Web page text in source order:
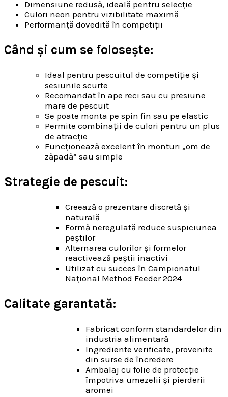
Dimensiune redusă, ideală pentru selecție
Culori neon pentru vizibilitate maximă
Performanță dovedită în competiții
Când și cum se folosește:
Ideal pentru pescuitul de competiție și
sesiunile scurte
Recomandat în ape reci sau cu presiune
mare de pescuit
Se poate monta pe spin fin sau pe elastic
Permite combinații de culori pentru un plus
de atracție
Funcționează excelent în monturi „om de
zăpadă” sau simple
Strategie de pescuit:
Creează o prezentare discretă și
naturală
Formă neregulată reduce suspiciunea
peștilor
Alternarea culorilor și formelor
reactivează peștii inactivi
Utilizat cu succes în Campionatul
Național Method Feeder 2024
Calitate garantată:
Fabricat conform standardelor din
industria alimentară
Ingrediente verificate, provenite
din surse de încredere
Ambalaj cu folie de protecție
împotriva umezelii și pierderii
aromei